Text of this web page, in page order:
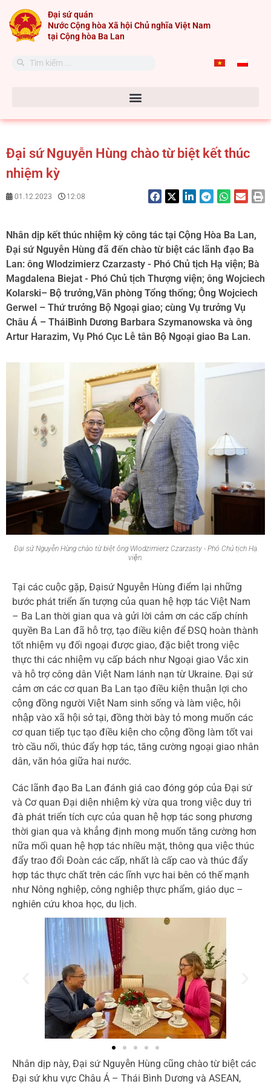
content
Đại sứ quán
Nước Cộng hòa Xã hội Chủ nghĩa Việt Nam
tại Cộng hòa Ba Lan
Search
Search
Đại sứ Nguyễn Hùng chào từ biệt kết thúc
nhiệm kỳ
01.12.2023 12:08
Nhân dịp kết thúc nhiệm kỳ công tác tại Cộng Hòa Ba Lan,
Đại sứ Nguyễn Hùng đã đến chào từ biệt các lãnh đạo Ba
Lan: ông Wlodzimierz Czarzasty - Phó Chủ tịch Hạ viện; Bà
Magdalena Biejat - Phó Chủ tịch Thượng viện; ông Wojciech
Kolarski– Bộ trưởng,Văn phòng Tổng thống; Ông Wojciech
Gerwel – Thứ trưởng Bộ Ngoại giao; cùng Vụ trưởng Vụ
Châu Á – TháiBình Dương Barbara Szymanowska và ông
Artur Harazim, Vụ Phó Cục Lễ tân Bộ Ngoại giao Ba Lan.
Đại sứ Nguyễn Hùng chào từ biệt ông Wlodzimierz Czarzasty - Phó Chủ tịch Hạ
viện.
Tại các cuộc gặp, Đạisứ Nguyễn Hùng điểm lại những
bước phát triển ấn tượng của quan hệ hợp tác Việt Nam
– Ba Lan thời gian qua và gửi lời cảm ơn các cấp chính
quyền Ba Lan đã hỗ trợ, tạo điều kiện để ĐSQ hoàn thành
tốt nhiệm vụ đối ngoại được giao, đặc biệt trong việc
thực thi các nhiệm vụ cấp bách như Ngoại giao Vắc xin
và hỗ trợ công dân Việt Nam lánh nạn từ Ukraine. Đại sứ
cảm ơn các cơ quan Ba Lan tạo điều kiện thuận lợi cho
cộng đồng người Việt Nam sinh sống và làm việc, hội
nhập vào xã hội sở tại, đồng thời bày tỏ mong muốn các
cơ quan tiếp tục tạo điều kiện cho cộng đồng làm tốt vai
trò cầu nối, thúc đẩy hợp tác, tăng cường ngoại giao nhân
dân, văn hóa giữa hai nước.
Các lãnh đạo Ba Lan đánh giá cao đóng góp của Đại sứ
và Cơ quan Đại diện nhiệm kỳ vừa qua trong việc duy trì
đà phát triển tích cực của quan hệ hợp tác song phương
thời gian qua và khẳng định mong muốn tăng cường hơn
nữa mối quan hệ hợp tác nhiều mặt, thông qua việc thúc
đẩy trao đổi Đoàn các cấp, nhất là cấp cao và thúc đẩy
hợp tác thực chất trên các lĩnh vực hai bên có thế mạnh
như Nông nghiệp, công nghiệp thực phẩm, giáo dục –
nghiên cứu khoa học, du lịch.
Nhân dịp này, Đại sứ Nguyễn Hùng cũng chào từ biệt các
Đại sứ khu vực Châu Á – Thái Bình Dương và ASEAN,